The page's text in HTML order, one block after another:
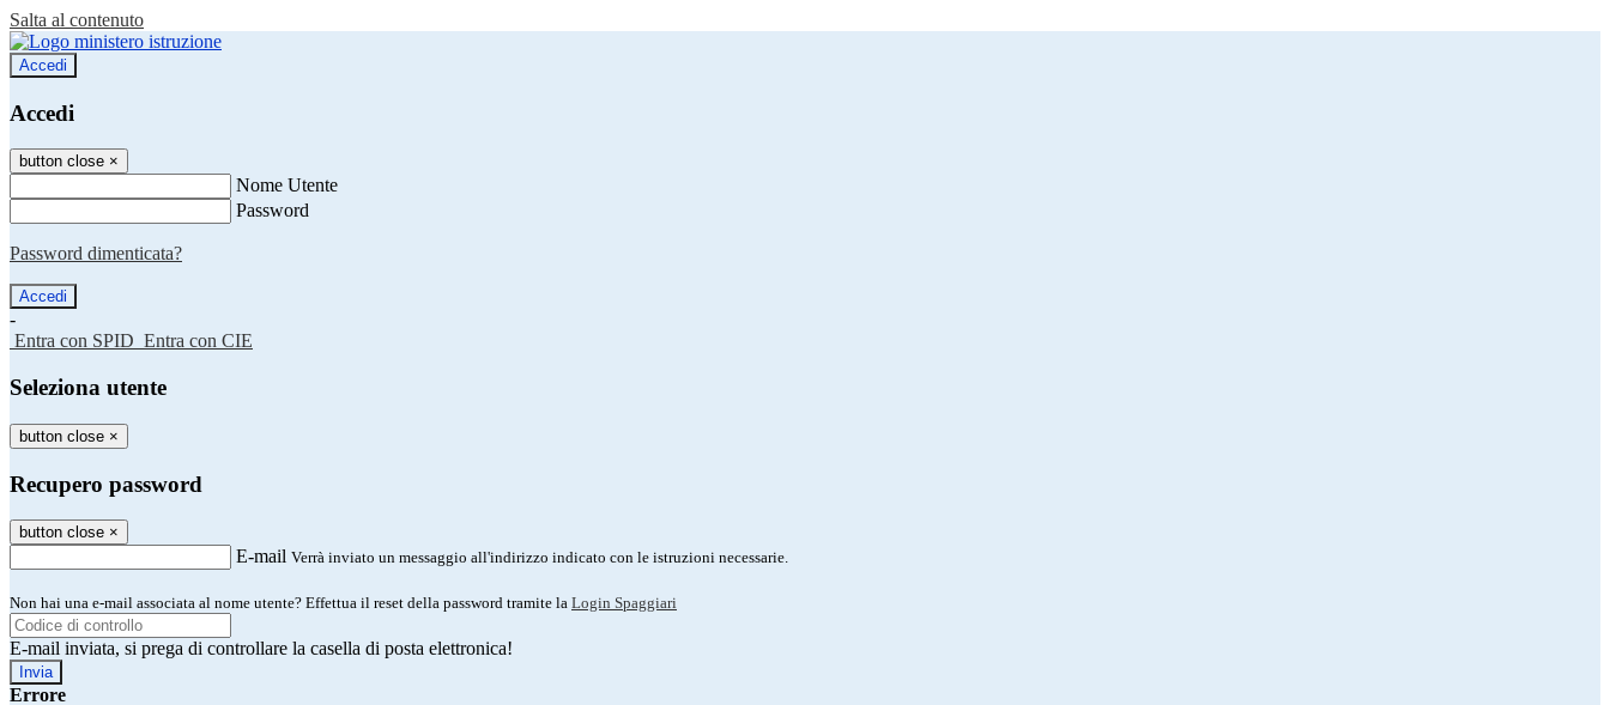
Salta al contenuto
Accedi
Accedi
button close ×
Nome Utente
Password
Password dimenticata?
-
Entra con SPID Entra con CIE
Seleziona utente
button close ×
Recupero password
button close ×
E-mail Verrà inviato un messaggio all'indirizzo indicato con le istruzioni necessarie.
Non hai una e-mail associata al nome utente? Effettua il reset della password tramite la Login Spaggiari
E-mail inviata, si prega di controllare la casella di posta elettronica!
Errore